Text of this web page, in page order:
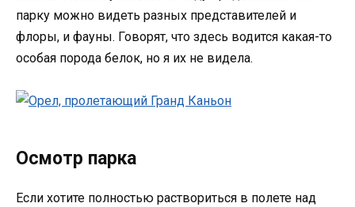
парку можно видеть разных представителей и
флоры, и фауны. Говорят, что здесь водится какая-то
особая порода белок, но я их не видела.
Осмотр парка
Если хотите полностью раствориться в полете над